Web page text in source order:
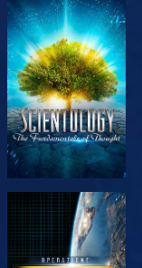
ESPLORA LE
SERIE
GUARDA